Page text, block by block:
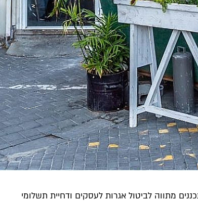
מתווה לביטול אגרות לעסקים ודחיית תשלומי